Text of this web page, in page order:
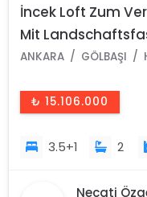
İncek Loft Zum
Mit
ANKARA GÖLBAŞI
₺ 15.106.000
3.5+1 2
Necati